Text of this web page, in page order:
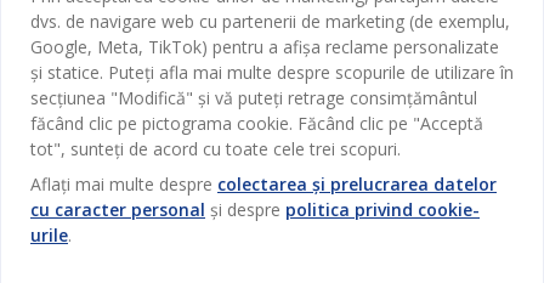
Bucătărie
Depozitare
Perdele
Grădină
Pentru casă
Outlet
Termeni si conditii vânzări online
Garantia prețului
Garanția Produselor
Politica de confidentialitate
Card cadou
JYSK.com
Presă
Locuri de muncă
Newsletter
Inspirație
SEDIU CENTRAL
TAROL-DD S.R.L. str. Jubiliara, 41A mun. Chișinău, Republica
Moldova
JYSK BUSINESS TO BUSINESS
Vânzări și relații clienți persoane juridice
Telefon: 060 531 531
E-mail: jysk@jysk.md
JYSK RELAȚII CLIENȚI
Contact Relații Clienți
Telefon: 022 022 030
E-mail: support@jysk.md
Urmărește Jysk
dvs. de navigare web cu partenerii de marketing (de exemplu,
Google, Meta, TikTok) pentru a afișa reclame personalizate
și statice. Puteți afla mai multe despre scopurile de utilizare în
secțiunea "Modifică" și vă puteți retrage consimțământul
făcând clic pe pictograma cookie. Făcând clic pe "Acceptă
tot", sunteți de acord cu toate cele trei scopuri.
Aflați mai multe despre colectarea și prelucrarea datelor
cu caracter personal și despre politica privind cookie-
urile.